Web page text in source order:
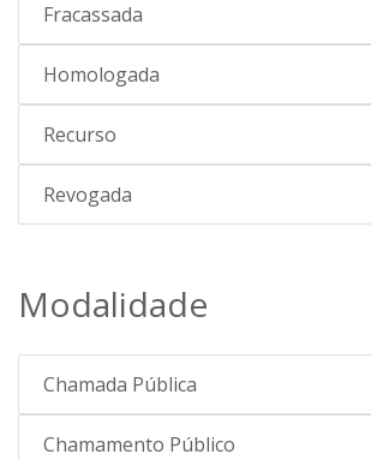
Fracassada
Homologada
Recurso
Revogada
Modalidade
Chamada Pública
Chamamento Público